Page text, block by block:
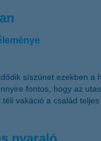
síszünet ezekben
fontos, hogy az
vakáció a család